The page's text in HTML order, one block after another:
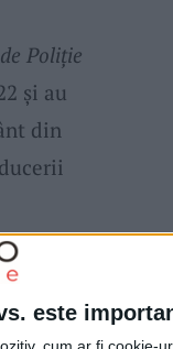
este
Poliție
și au
din
la